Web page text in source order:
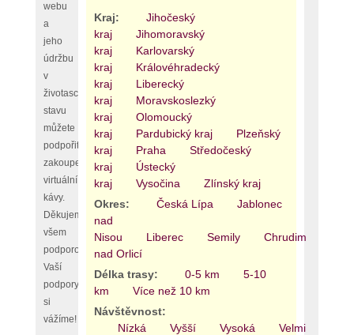
webu
a
jeho
údržbu
v
životaschopném
stavu
můžete
podpořit
zakoupením
virtuální
kávy.
Děkujeme
všem
podporovatelům,
Vaší
podpory
si
vážíme!
Kraj:
Jihočeský
kraj
Jihomoravský
kraj
Karlovarský
kraj
Královéhradecký
kraj
Liberecký
kraj
Moravskoslezký
kraj
Olomoucký
kraj
Pardubický kraj
Plzeňský
kraj
Praha
Středočeský
kraj
Ústecký
kraj
Vysočina
Zlínský kraj
Okres:
Česká Lípa
Jablonec
nad
Nisou
Liberec Semily Chrudim
nad Orlicí
Délka trasy:
0-5 km
5-10
km
Více než 10 km
Návštěvnost:
Nízká
Vyšší Vysoká
Velmi